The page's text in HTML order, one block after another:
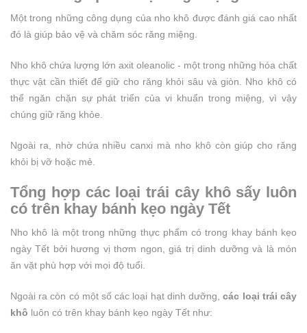
Một trong những công dụng của nho khô được đánh giá cao nhất
đó là giúp bảo vệ và chăm sóc răng miệng.
Nho khô chứa lượng lớn axit oleanolic - một trong những hóa chất
thực vật cần thiết để giữ cho răng khỏi sâu và giòn. Nho khô có
thể ngăn chặn sự phát triển của vi khuẩn trong miệng, vì vậy
chúng giữ răng khỏe.
Ngoài ra, nhờ chứa nhiều canxi mà nho khô còn giúp cho răng
khỏi bị vỡ hoặc mẻ.
Tổng hợp các loại trái cây khô sấy luôn
có trên khay bánh kẹo ngày Tết
Nho khô là một trong những thực phẩm có trong khay bánh kẹo
ngày Tết bởi hương vị thơm ngon, giá trị dinh dưỡng và là món
ăn vặt phù hợp với mọi độ tuổi.
Ngoài ra còn có một số các loại hạt dinh dưỡng,các loại trái cây
khô luôn có trên khay bánh kẹo ngày Tết như: